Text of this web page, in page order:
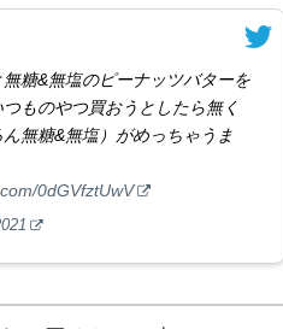
糖&無塩のピーナッツバターを
ものやつ買おうとしたら無く
無糖&無塩）がめっちゃうま